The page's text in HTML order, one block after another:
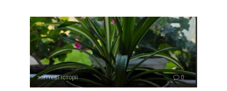
життєві історії 0